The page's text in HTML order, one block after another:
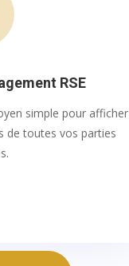
RSE
simple pour afficher
de toutes vos parties